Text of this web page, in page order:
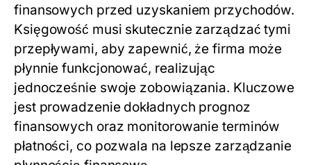
finansowych przed uzyskaniem przychodów.
Księgowość musi skutecznie zarządzać tymi
przepływami, aby zapewnić, że firma może
płynnie funkcjonować, realizując
jednocześnie swoje zobowiązania. Kluczowe
jest prowadzenie dokładnych prognoz
finansowych oraz monitorowanie terminów
płatności, co pozwala na lepsze zarządzanie